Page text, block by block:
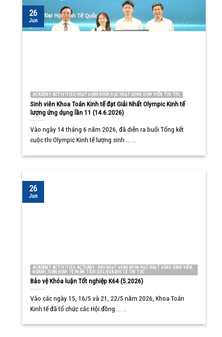
ACADEMY ACTIVITIES HOẠT ĐỘNG KHOA HỌC HOẠT ĐỘNG SINH VIÊN TIN TỨC
Sinh viên Khoa Toán Kinh tế đạt Giải Nhất Olympic Kinh tế
lượng ứng dụng lần 11 (14.6.2026)
Vào ngày 14 tháng 6 năm 2026, đã diễn ra buổi Tổng kết
cuộc thi Olympic Kinh tế lượng sinh ... ...
26
Jun
ACADEMY ACTIVITIES ACTUARY - NEU HOẠT ĐỘNG KHOA HỌC HOẠT ĐỘNG SINH VIÊN
NGÀNH TOÁN KINH TẾ PHÂN TÍCH DỮ LIỆU KINH TẾ TIN TỨC
Bảo vệ Khóa luận Tốt nghiệp K64 (5.2026)
Vào các ngày 15, 16/5 và 21, 22/5 năm 2026, Khoa Toán
Kinh tế đã tổ chức các Hội đồng ... ...
26
Jun